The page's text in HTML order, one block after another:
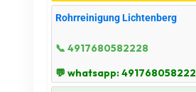
Rohrreinigung Lichtenberg
📞 4917680582228
💬 whatsapp: